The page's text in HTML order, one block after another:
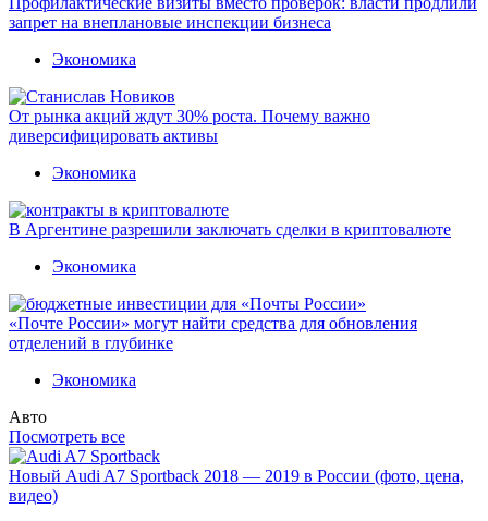
запрет на внеплановые инспекции бизнеса
Экономика
От рынка акций ждут 30% роста. Почему важно
диверсифицировать активы
Экономика
В Аргентине разрешили заключать сделки в криптовалюте
Экономика
«Почте России» могут найти средства для обновления
отделений в глубинке
Экономика
Авто
Посмотреть все
Новый Audi A7 Sportback 2018 — 2019 в России (фото, цена,
видео)